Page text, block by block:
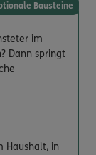
Bausteine
im
Dann springt
Haushalt, in